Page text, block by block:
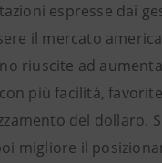
espresse dai
il mercato
riuscite ad
più facilità,
del dollaro.
migliore il